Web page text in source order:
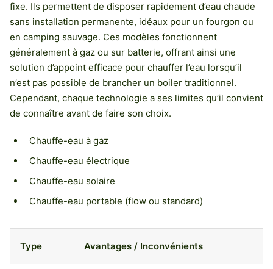
fixe. Ils permettent de disposer rapidement d’eau chaude
sans installation permanente, idéaux pour un fourgon ou
en camping sauvage. Ces modèles fonctionnent
généralement à gaz ou sur batterie, offrant ainsi une
solution d’appoint efficace pour chauffer l’eau lorsqu’il
n’est pas possible de brancher un boiler traditionnel.
Cependant, chaque technologie a ses limites qu’il convient
de connaître avant de faire son choix.
Chauffe-eau à gaz
Chauffe-eau électrique
Chauffe-eau solaire
Chauffe-eau portable (flow ou standard)
Type Avantages / Inconvénients